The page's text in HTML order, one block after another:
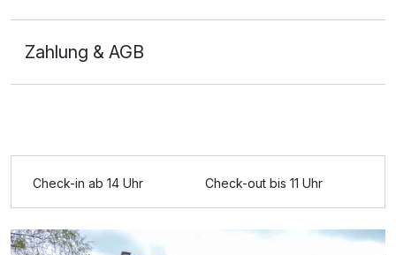
Ausstattung
Zusatznächte
Zahlung & AGB
Check-in ab 14 Uhr Check-out bis 11 Uhr